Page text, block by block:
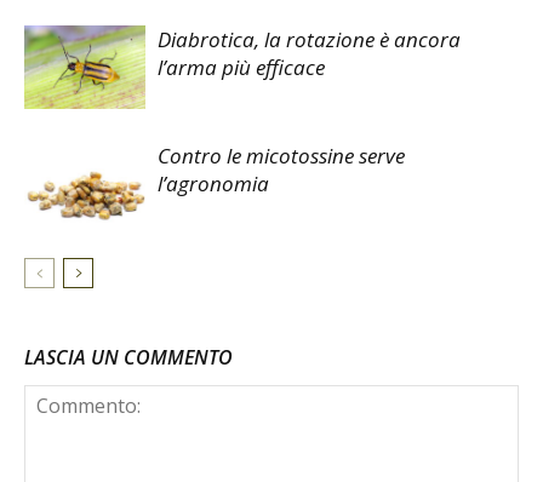
Diabrotica, la rotazione è ancora
l’arma più efficace
Contro le micotossine serve
l’agronomia
LASCIA UN COMMENTO